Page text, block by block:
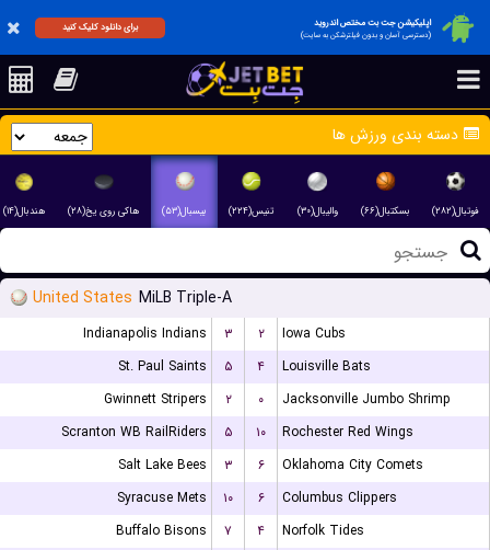
اپلیکیشن جت بت مختص اندروید
(دسترسی آسان و بدون فیلترشکن به سایت)
برای دانلود کلیک کنید
دسته بندی ورزش ها
فوتبال(۲۸۲) بسکتبال(۶۶) والیبال(۳۰) تنیس(۲۲۴) بیسبال(۵۳) هاکی روی یخ(۲۸) هندبال(۱۴)
United States MiLB Triple-A
Indianapolis Indians ۳ ۲
Iowa Cubs
St. Paul Saints
۵ ۴
Louisville Bats
Gwinnett Stripers
۲ ۰
Jacksonville Jumbo Shrimp
Scranton WB RailRiders
۵ ۱۰
Rochester Red Wings
Salt Lake Bees
۳ ۶
Oklahoma City Comets
Syracuse Mets
۱۰ ۶
Columbus Clippers
Buffalo Bisons
۷ ۴
Norfolk Tides